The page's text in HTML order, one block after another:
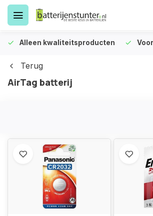
Alleen kwaliteitsproducten
Terug
AirTag batterij